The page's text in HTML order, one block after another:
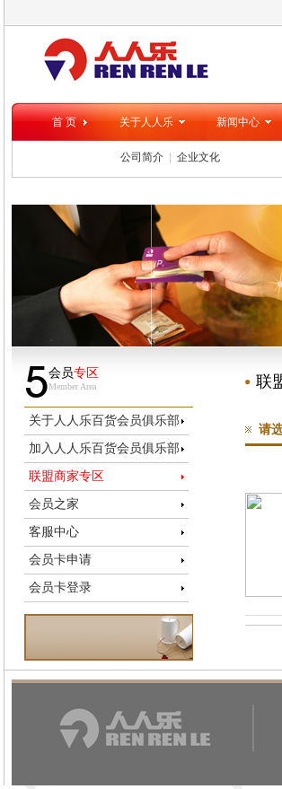
首 页 关于人人乐 新闻中心
公司简介 企业文化
5会员专区
Member Area
关于人人乐百货会员俱乐部
加入人人乐百货会员俱乐部
联盟商家专区
会员之家
客服中心
会员卡申请
会员卡登录
联
请